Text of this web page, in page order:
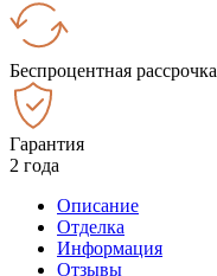
Беспроцентная рассрочка
Гарантия
2 года
Описание
Отделка
Информация
Отзывы